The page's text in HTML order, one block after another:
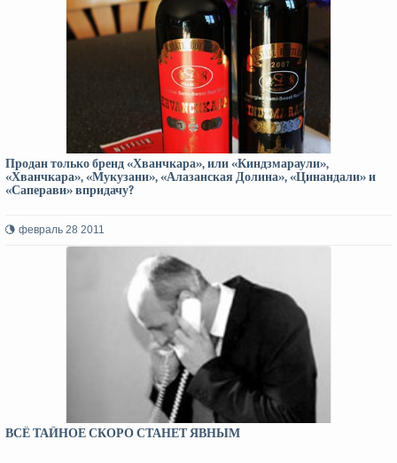
Продан только бренд «Хванчкара», или «Киндзмараули»,
«Хванчкара», «Мукузани», «Алазанская Долина», «Цинандали» и
«Саперави» впридачу?
февраль 28 2011
ВСЁ ТАЙНОЕ СКОРО СТАНЕТ ЯВНЫМ